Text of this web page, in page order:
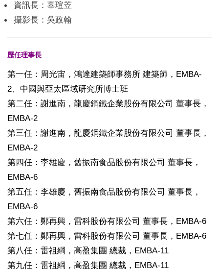
資訊長：辜瑄苙
攝影長 ：吳政翰
歷任理事長
第一任：周光宙，鴻達建築師事務所 建築師，EMBA-
2、中國與亞太區域研究所博士班
第二任：謝進南，龍慶鋼鐵企業股份有限公司 董事長，
EMBA-2
第三任：謝進南，龍慶鋼鐵企業股份有限公司 董事長，
EMBA-2
第四任：李雄慶，舊振南食品股份有限公司 董事長，
EMBA-6
第五任：李雄慶，舊振南食品股份有限公司 董事長，
EMBA-6
第六任：鄭再興，雷科股份有限公司 董事長，EMBA-6
第七任：鄭再興，雷科股份有限公司 董事長，EMBA-6
第八任：雷祖綱，高盈集團 總裁，EMBA-11
第九任：雷祖綱，高盈集團 總裁，EMBA-11